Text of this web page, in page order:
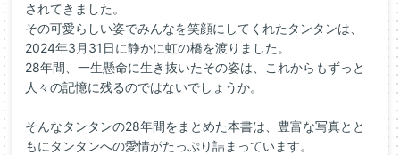
されてきました。
その可愛らしい姿でみんなを笑顔にしてくれたタンタンは、
2024年3月31日に静かに虹の橋を渡りました。
28年間、一生懸命に生き抜いたその姿は、これからもずっと
人々の記憶に残るのではないでしょうか。
そんなタンタンの28年間をまとめた本書は、豊富な写真とと
もにタンタンへの愛情がたっぷり詰まっています。